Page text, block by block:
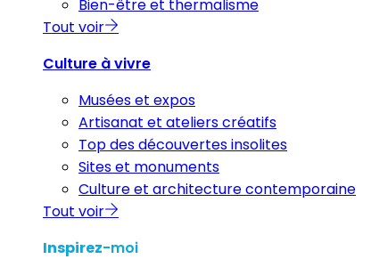
Bien-être et thermalisme
Tout voir
Culture à vivre
Musées et expos
Artisanat et ateliers créatifs
Top des découvertes insolites
Sites et monuments
Culture et architecture contemporaine
Tout voir
Inspirez-moi